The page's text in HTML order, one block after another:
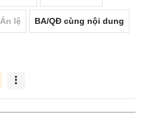
Án lệ BA/QĐ cùng nội dung